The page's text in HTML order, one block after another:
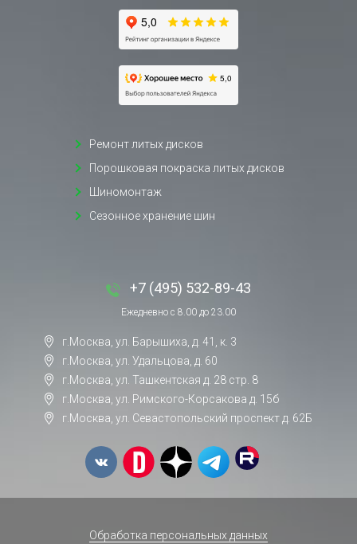
Ремонт литых дисков
Порошковая покраска литых дисков
Шиномонтаж
Сезонное хранение шин
+7 (495) 532-89-43
Ежедневно с 8.00 до 23.00
г.Москва, ул. Барышиха, д. 41, к. 3
г.Москва, ул. Удальцова, д. 60
г.Москва, ул. Ташкентская д. 28 стр. 8
г.Москва, ул. Римского-Корсакова д. 15б
г.Москва, ул. Севастопольский проспект д. 62Б
Обработка персональных данных